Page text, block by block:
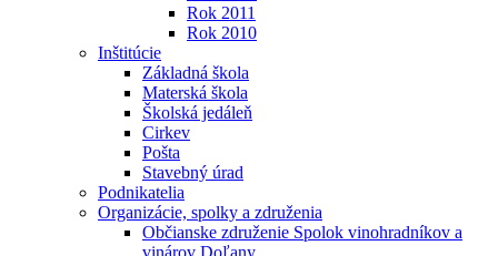
Rok 2011
Rok 2010
Inštitúcie
Základná škola
Materská škola
Školská jedáleň
Cirkev
Pošta
Stavebný úrad
Podnikatelia
Organizácie, spolky a združenia
Občianske združenie Spolok vinohradníkov a
vinárov Doľany